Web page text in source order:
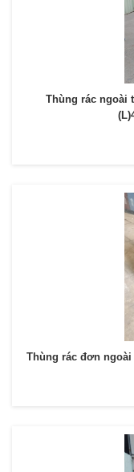
Thùng rác ngoài
Thùng rác đơn ngoài